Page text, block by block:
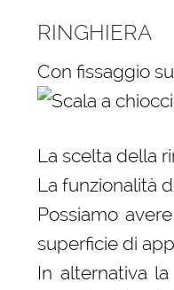
RINGHIERA
Con fissaggio
La scelta della
La funzionalità
Possiamo
superficie di
In alternativa